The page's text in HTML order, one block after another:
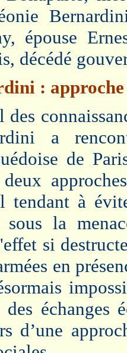
épouse
décédé
:
des
a
de
tendant à
sous la
si
en
échanges
d’une